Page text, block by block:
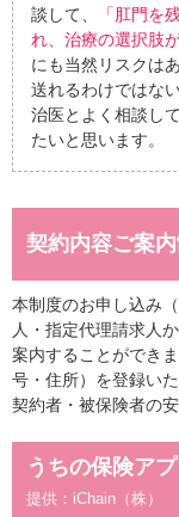
談して、
「肛門を
れ、治療の選択肢
にも当然リスクは
送れるわけではな
治医とよく相談し
たいと思います。
契約内容ご案
本制度のお申し込み
人・指定代理請求人
案内することができ
号・住所）を登録い
契約者・被保険者の
うちの保険アプ
提供：iChain（株）